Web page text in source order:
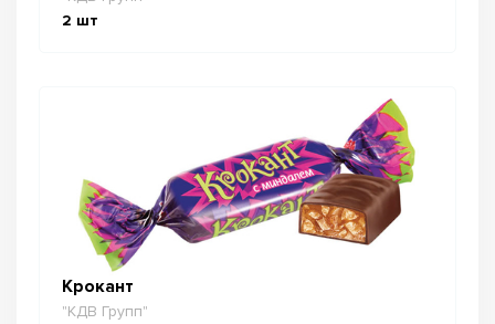
2 шт
Крокант
"КДВ Групп"